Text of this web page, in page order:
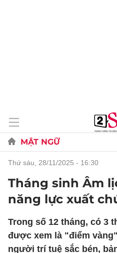
MẬT NGỮ
thứ sáu, 28/11/2025 - 16:30
Tháng sinh Âm
năng lực xuất
Trong số 12 tháng, có 3
được xem là "điểm
người trí tuệ sắc bén,